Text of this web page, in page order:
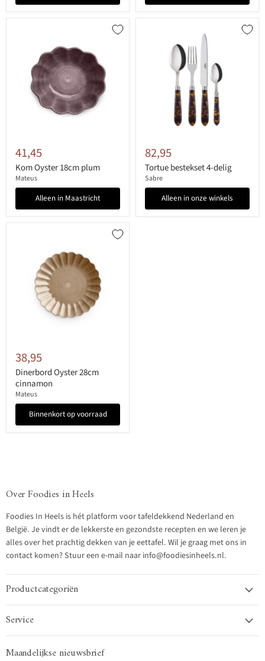
41,45
Kom Oyster 18cm plum
Mateus
Alleen in Maastricht
82,95
Tortue bestekset 4-delig
Sabre
Alleen in onze winkels
38,95
Dinerbord Oyster 28cm
cinnamon
Mateus
Binnenkort op voorraad
Over Foodies in Heels
Foodies In Heels is hét platform voor tafeldekkend Nederland en
België. Je vindt er de lekkerste en gezondste recepten en we leren je
alles over het prachtig dekken van je eettafel. Wil je graag met ons in
contact komen? Stuur een e-mail naar info@foodiesinheels.nl.
Productcategoriën
Service
Maandelijkse nieuwsbrief